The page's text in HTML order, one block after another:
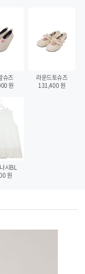
슈즈
원
라운드토슈즈
131,400원
시BL
원